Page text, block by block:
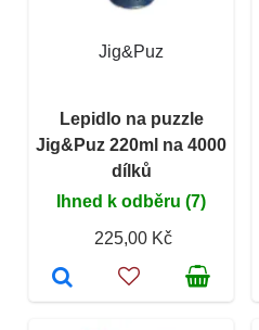
Jig&Puz
Lepidlo na puzzle
Jig&Puz 220ml na 4000
dílků
Ihned k odběru (7)
225,00 Kč